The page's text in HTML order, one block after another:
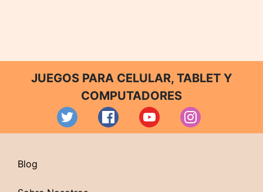
JUEGOS PARA CELULAR, TABLET Y
COMPUTADORES
Blog